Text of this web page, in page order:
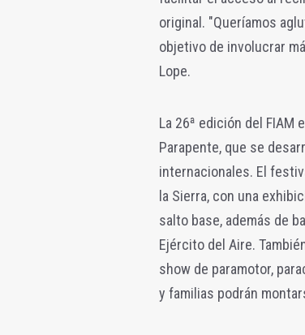
original. "Queríamos
objetivo de involucrar
Lope.
La 26ª edición del FIAM
Parapente, que se
internacionales. El
la Sierra, con una
salto base, además de
Ejército del Aire.
show de paramotor,
y familias podrán